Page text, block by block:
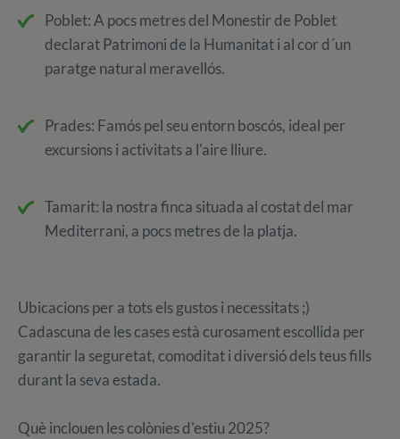
Poblet: A pocs metres del Monestir de Poblet
declarat Patrimoni de la Humanitat i al cor d´un
paratge natural meravellós.
Prades: Famós pel seu entorn boscós, ideal per
excursions i activitats a l'aire lliure.
Tamarit: la nostra finca situada al costat del mar
Mediterrani, a pocs metres de la platja.
Ubicacions per a tots els gustos i necessitats ;)
Cadascuna de les cases està curosament escollida per
garantir la seguretat, comoditat i diversió dels teus fills
durant la seva estada.
Què inclouen les colònies d'estiu 2025?